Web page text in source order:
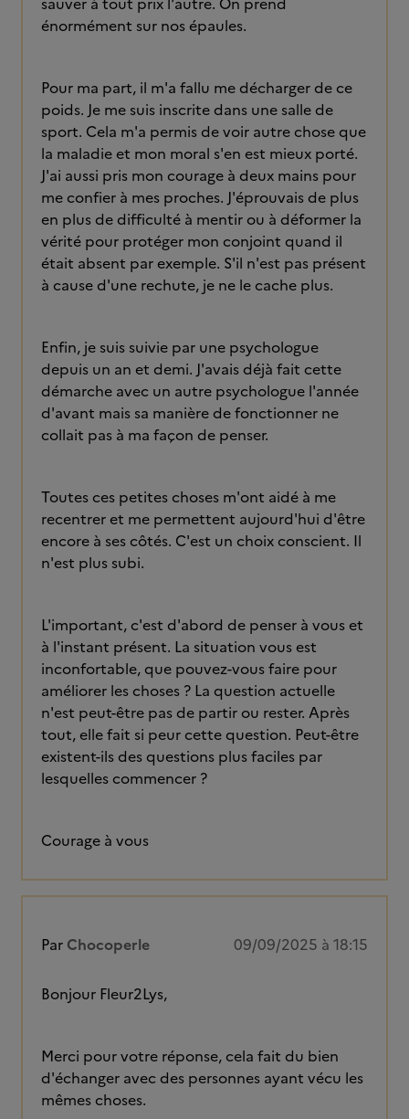
énormément sur nos épaules.
Pour ma part, il m'a fallu me décharger de ce
poids. Je me suis inscrite dans une salle de
sport. Cela m'a permis de voir autre chose que
la maladie et mon moral s'en est mieux porté.
J'ai aussi pris mon courage à deux mains pour
me confier à mes proches. J'éprouvais de plus
en plus de difficulté à mentir ou à déformer la
vérité pour protéger mon conjoint quand il
était absent par exemple. S'il n'est pas présent
à cause d'une rechute, je ne le cache plus.
Enfin, je suis suivie par une psychologue
depuis un an et demi. J'avais déjà fait cette
démarche avec un autre psychologue l'année
d'avant mais sa manière de fonctionner ne
collait pas à ma façon de penser.
Toutes ces petites choses m'ont aidé à me
recentrer et me permettent aujourd'hui d'être
encore à ses côtés. C'est un choix conscient. Il
n'est plus subi.
L'important, c'est d'abord de penser à vous et
à l'instant présent. La situation vous est
inconfortable, que pouvez-vous faire pour
améliorer les choses ? La question actuelle
n'est peut-être pas de partir ou rester. Après
tout, elle fait si peur cette question. Peut-être
existent-ils des questions plus faciles par
lesquelles commencer ?
Courage à vous
Par Chocoperle 09/09/2025 à 18:15
Bonjour Fleur2Lys,
Merci pour votre réponse, cela fait du bien
d'échanger avec des personnes ayant vécu les
mêmes choses.